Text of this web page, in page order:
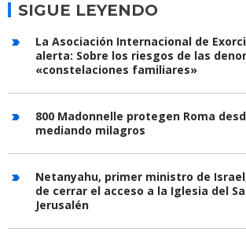
SIGUE LEYENDO
La Asociación Internacional de
alerta: Sobre los riesgos de las
«constelaciones familiares»
800 Madonnelle protegen Roma
mediando milagros
Netanyahu, primer ministro de
de cerrar el acceso a la Iglesia del
Jerusalén